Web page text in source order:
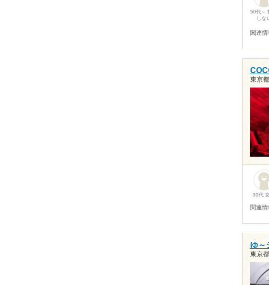
50代～
しな
関連情
東京
30代
関連情
ゆ～
東京